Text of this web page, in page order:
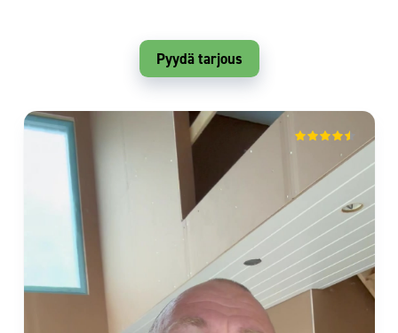
Pyydä tarjous
mika vuorio
2 months ago
Sievitalo vaikuttaa luotettavalta toimijalta.